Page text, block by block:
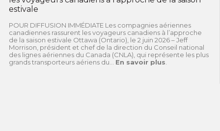
estivale
POUR DIFFUSION IMMÉDIATE Les compagnies aériennes
canadiennes rassurent les voyageurs canadiens à l’approche
de la saison estivale Ottawa (Ontario), le 2 juin 2026 – Jeff
Morrison, président et chef de la direction du Conseil national
des lignes aériennes du Canada (CNLA), qui représente les plus
grands transporteurs aériens du... En savoir plus